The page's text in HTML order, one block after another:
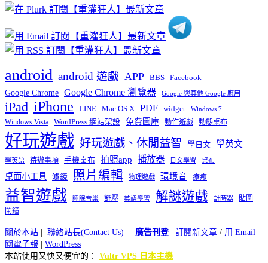
類
android android 遊戲 APP BBS Facebook
Google Chrome Google Chrome 瀏覽器 Google 與其他 Google 應用
iPad iPhone LINE Mac OS X PDF widget Windows 7
Windows Vista WordPress 網站架設 免費圖庫 動作遊戲 動態桌布
好玩遊戲 好玩遊戲、休閒益智 學日文 學英文
學英語 待辦事項 手機桌布 拍照app 播放器 日文學習 桌布
桌面小工具 濾鏡 照片編輯 物理遊戲 環境音 療癒
益智遊戲 睡眠音樂 舒壓 英語學習 解謎遊戲 計時器
貼圖
鬧鐘
關於本站 聯絡站長(Contact Us) 廣告刊登| 訂閱新文章 / 用 Email
閱電子報
WordPress
本站使用又快又便宜的： Vultr VPS 日本主機